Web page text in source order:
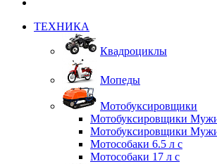
ТЕХНИКА
Квадроциклы
Мопеды
Мотобуксировщики
Мотобуксировщики
Мотобуксировщики
Мотособаки 6.5 л с
Мотособаки 17 л с